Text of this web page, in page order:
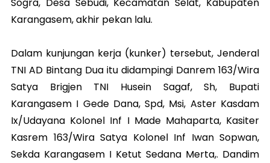
Karangasem, akhir pekan lalu.
Dalam kunjungan kerja (kunker) tersebut, Jenderal
TNI AD Bintang Dua itu didampingi Danrem 163/Wira
Satya Brigjen TNI Husein Sagaf, Sh, Bupati
Karangasem I Gede Dana, Spd, Msi, Aster Kasdam
Ix/Udayana Kolonel Inf I Made Mahaparta, Kasiter
Kasrem 163/Wira Satya Kolonel Inf Iwan Sopwan,
Sekda Karangasem I Ketut Sedana Merta,. Dandim